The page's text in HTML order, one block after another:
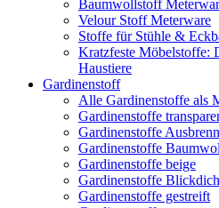
Baumwollstoff
Velour Stoff Meterware
Stoffe für Stühle &
Kratzfeste Möbelstoffe:
Haustiere
Gardinenstoff
Alle Gardinenstoffe als
Gardinenstoffe
Gardinenstoffe
Gardinenstoffe
Gardinenstoffe beige
Gardinenstoffe
Gardinenstoffe gestreift